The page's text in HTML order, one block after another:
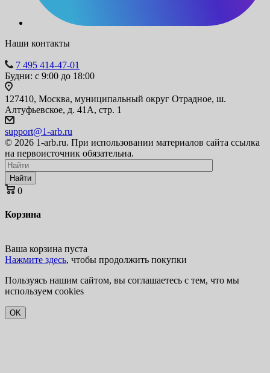
Наши контакты
7 495 414-47-01
Будни: с 9:00 до 18:00
127410, Москва, муниципальный округ Отрадное, ш.
Алтуфьевское, д. 41А, стр. 1
support@1-arb.ru
© 2026 1-arb.ru. При использовании материалов сайта ссылка
на первоисточник обязательна.
Найти
0
Корзина
Ваша корзина пуста
Нажмите здесь, чтобы продолжить покупки
Пользуясь нашим сайтом, вы соглашаетесь с тем, что мы
используем cookies
OK